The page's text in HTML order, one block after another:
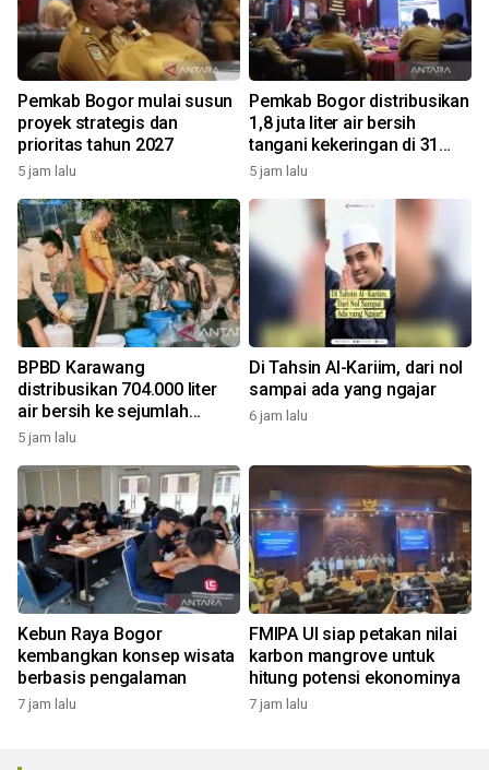
Pemkab Bogor mulai susun
proyek strategis dan
prioritas tahun 2027
5 jam lalu
Pemkab Bogor distribusikan
1,8 juta liter air bersih
tangani kekeringan di 31
kecamatan
5 jam lalu
BPBD Karawang
distribusikan 704.000 liter
air bersih ke sejumlah
daerah kekeringan
5 jam lalu
Di Tahsin Al-Kariim, dari nol
sampai ada yang ngajar
6 jam lalu
Kebun Raya Bogor
kembangkan konsep wisata
berbasis pengalaman
7 jam lalu
FMIPA UI siap petakan nilai
karbon mangrove untuk
hitung potensi ekonominya
7 jam lalu